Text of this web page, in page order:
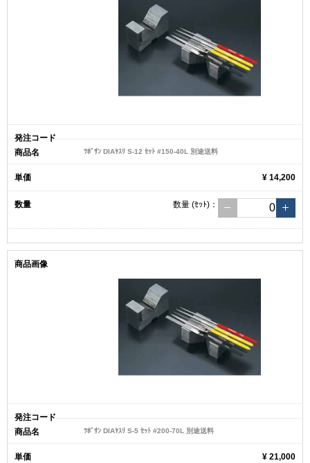
ﾂﾎﾞｻﾝ DIAﾔｽﾘ S-12 ｾｯﾄ #150-40L 別途送料
¥ 14,200
数量 (ｾｯﾄ) ：
ﾂﾎﾞｻﾝ DIAﾔｽﾘ S-5 ｾｯﾄ #200-70L 別途送料
¥ 21,000